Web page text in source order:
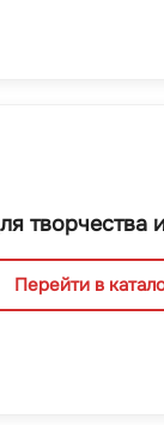
творчества
Перейти в